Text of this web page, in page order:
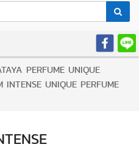
PERFUME UNIQUE
INTENSE UNIQUE PERFUME